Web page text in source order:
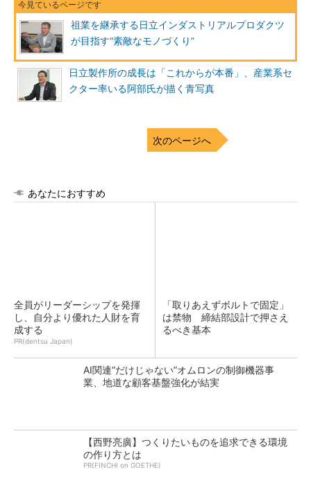
祖業を継承する日立インダストリアルプロダクツ
が目指す“素敵なモノづくり”
日立製作所の成長は「これからが本番」、産業系セ
クター率いる阿部氏が描く青写真
次のページへ
あなたにおすすめ
全員がリーダーシップを発揮
し、自分より優れた人財を育
成する
PR(dentsu Japan)
「取りあえずボルトで固定」
は禁物 締結部設計で押さえ
るべき基本
AI関連“だけじゃない”オムロンの制御機器事
業、地道な顧客基盤強化が結実
【西野亮廣】つくりたいものを追求できる環境
の作り方とは
PR(FINCHI on GOETHE)